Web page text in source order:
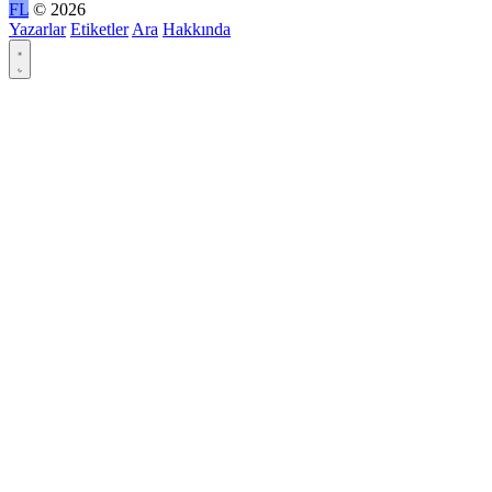
FL © 2026
Yazarlar Etiketler Ara Hakkında